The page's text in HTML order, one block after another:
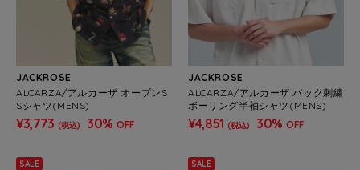
JACKROSE
ALCARZA/アルカーザ オープンS
Sシャツ(MENS)
¥3,773 (税込) 30% OFF
JACKROSE
ALCARZA/アルカーザ バック刺繍
ボーリング半袖シャツ(MENS)
¥4,851 (税込) 30% OFF
SALE SALE